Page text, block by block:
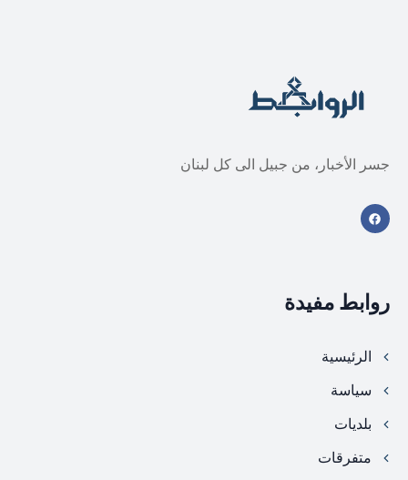
جسر الأخبار، من جبيل الى كل لبنان
روابط مفيدة
الرئيسية
سياسة
بلديات
متفرقات